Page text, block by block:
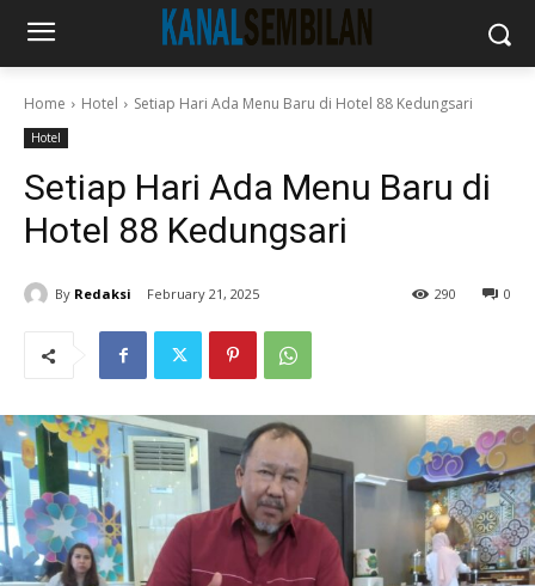
Home Hotel Setiap Hari Ada Menu Baru di Hotel 88 Kedungsari
Hotel
Setiap Hari Ada Menu Baru di
Hotel 88 Kedungsari
By Redaksi February 21, 2025 0
290